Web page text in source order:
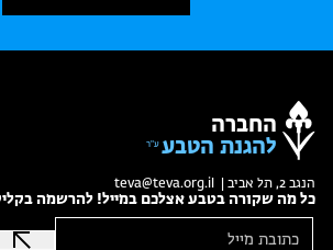
החברה
להגנת הטבע
הנגב 2, תל אביב | teva@teva.org.il
כל מה שקורה בטבע אצלכם במייל! להרשמה